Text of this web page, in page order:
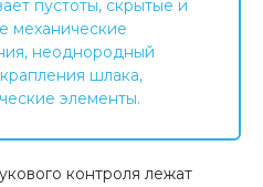
пустоты, скрытые и
механические
неоднородный
шлака,
элементы.
контроля лежат